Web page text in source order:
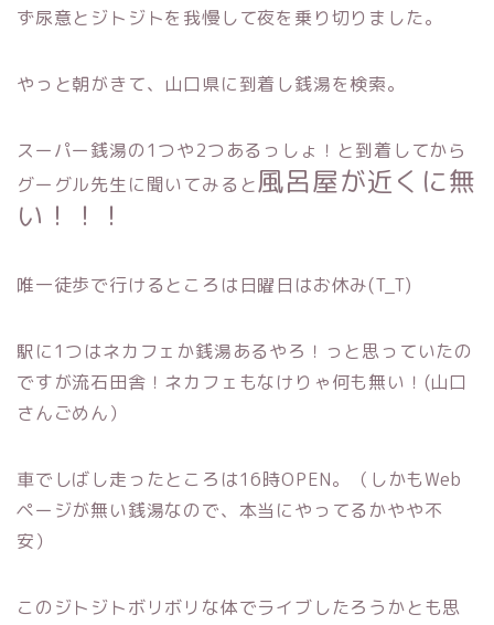
ず尿意とジトジトを我慢して夜を乗り切りました。
やっと朝がきて、山口県に到着し銭湯を検索。
スーパー銭湯の1つや2つあるっしょ！と到着してから
グーグル先生に聞いてみると風呂屋が近くに無
い！！！
唯一徒歩で行けるところは日曜日はお休み(T_T)
駅に1つはネカフェか銭湯あるやろ！っと思っていたの
ですが流石田舎！ネカフェもなけりゃ何も無い！(山口
さんごめん）
車でしばし走ったところは16時OPEN。（しかもWeb
ページが無い銭湯なので、本当にやってるかやや不
安）
このジトジトボリボリな体でライブしたろうかとも思